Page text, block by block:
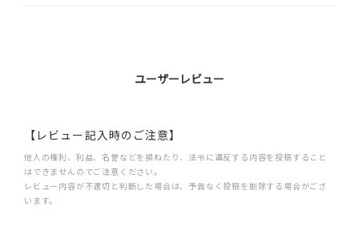
ユーザーレビュー
【レビュー記入時のご注意】
他人の権利、利益、名誉などを損ねたり、法令に違反する内容を投稿すること
はできませんのでご注意ください。
レビュー内容が不適切と判断した場合は、予告なく投稿を削除する場合がござ
います。